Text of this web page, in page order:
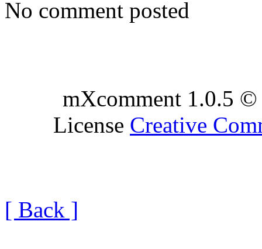
No comment posted
mXcomment 1.0.5
License Creative
[ Back ]